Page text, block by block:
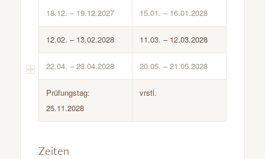
18.12. – 19.12.2027 15.01. – 16.01.2028
12.02. – 13.02.2028 11.03. – 12.03.2028
22.04. – 23.04.2028 20.05. – 21.05.2028
Prüfungstag:
25.11.2028
vrstl.
Zeiten